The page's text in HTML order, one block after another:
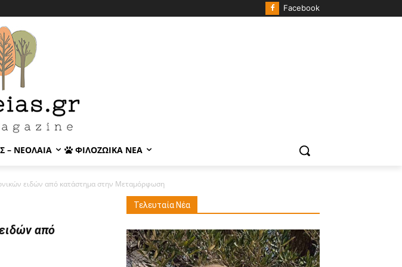
Facebook
– ΝΕΟΛΑΊΑ ΦΙΛΟΖΩΙΚΆ ΝΈΑ
ειδών από κατάστημα στην Μεταμόρφωση
από
Τελευταία Νέα